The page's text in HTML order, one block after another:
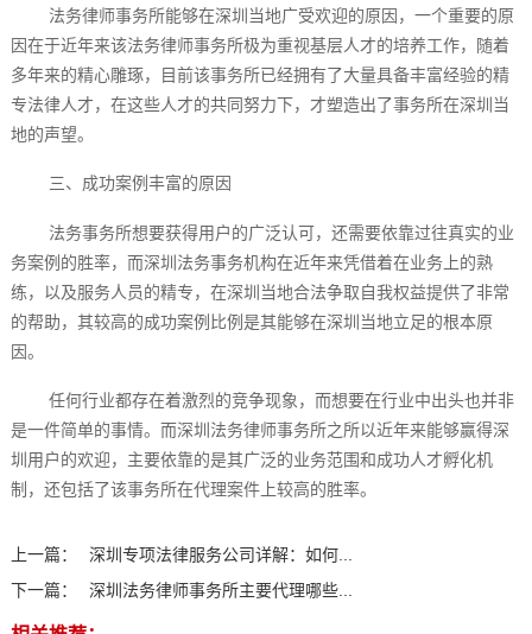
法务律师事务所能够在深圳当地广受欢迎的原因，一个重要的原
因在于近年来该法务律师事务所极为重视基层人才的培养工作，随着
多年来的精心雕琢，目前该事务所已经拥有了大量具备丰富经验的精
专法律人才，在这些人才的共同努力下，才塑造出了事务所在深圳当
地的声望。
三、成功案例丰富的原因
法务事务所想要获得用户的广泛认可，还需要依靠过往真实的业
务案例的胜率，而深圳法务事务机构在近年来凭借着在业务上的熟
练，以及服务人员的精专，在深圳当地合法争取自我权益提供了非常
的帮助，其较高的成功案例比例是其能够在深圳当地立足的根本原
因。
任何行业都存在着激烈的竞争现象，而想要在行业中出头也并非
是一件简单的事情。而深圳法务律师事务所之所以近年来能够赢得深
圳用户的欢迎，主要依靠的是其广泛的业务范围和成功人才孵化机
制，还包括了该事务所在代理案件上较高的胜率。
上一篇：
深圳专项法律服务公司详解：如何...
下一篇：
深圳法务律师事务所主要代理哪些...